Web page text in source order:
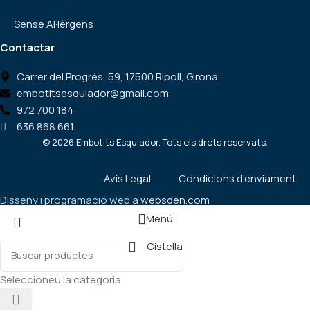
Sense Al·lèrgens
Contactar
Carrer del Progrés, 59, 17500 Ripoll, Girona
embotitsesquiador@gmail.com
972 700 184
636 868 661
© 2026 Embotits Esquiador. Tots els drets reservats.
Avís Legal
Condicions d’enviament
Disseny i programació web awebsden.com
Seleccioneu la categoria
Menú
Cistella